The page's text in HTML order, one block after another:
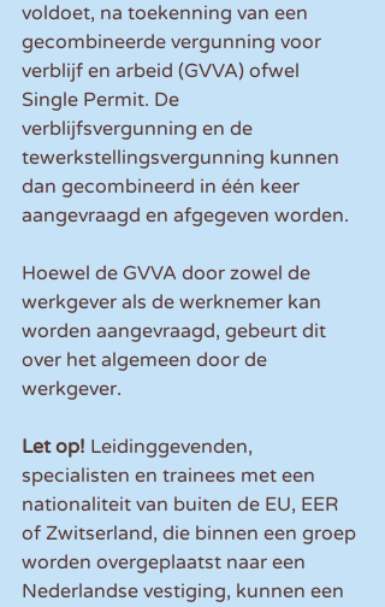
voldoet, na toekenning van een
gecombineerde vergunning voor
verblijf en arbeid (GVVA) ofwel
Single Permit. De
verblijfsvergunning en de
tewerkstellingsvergunning kunnen
dan gecombineerd in één keer
aangevraagd en afgegeven worden.
Hoewel de GVVA door zowel de
werkgever als de werknemer kan
worden aangevraagd, gebeurt dit
over het algemeen door de
werkgever.
Let op! Leidinggevenden,
specialisten en trainees met een
nationaliteit van buiten de EU, EER
of Zwitserland, die binnen een groep
worden overgeplaatst naar een
Nederlandse vestiging, kunnen een